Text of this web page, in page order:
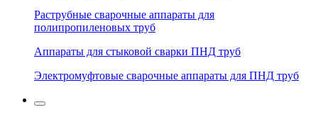
Раструбные сварочные аппараты для
полипропиленовых труб
Аппараты для стыковой сварки ПНД труб
Электромуфтовые сварочные аппараты для ПНД труб